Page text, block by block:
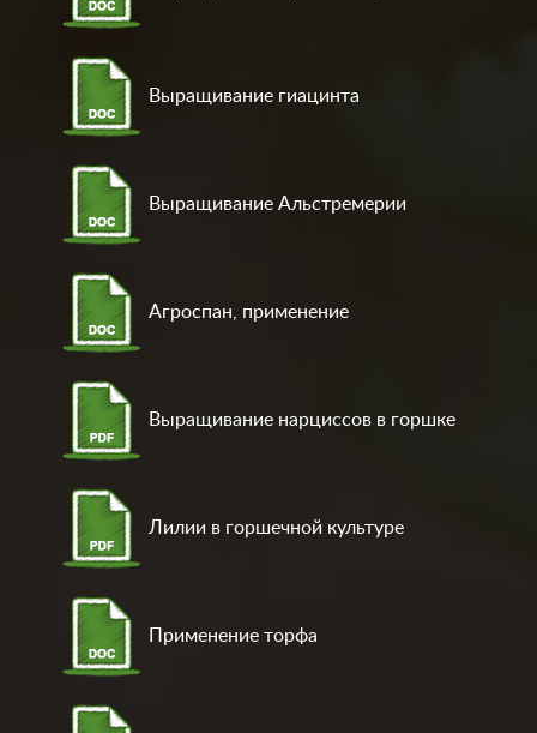
Выращивание гиацинта
Выращивание Альстремерии
Агроспан, применение
Выращивание нарциссов в горшке
Лилии в горшечной культуре
Применение торфа